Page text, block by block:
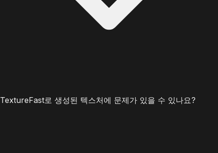
TextureFast로 생성된 텍스처에 문제가 있을 수 있나요?